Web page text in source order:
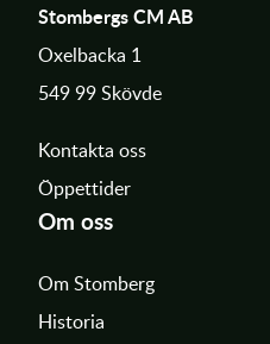
Stombergs CM AB
Oxelbacka 1
549 99 Skövde
Kontakta oss
Öppettider
Om oss
Om Stomberg
Historia